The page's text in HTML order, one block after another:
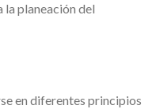
la planeación del
en diferentes principios